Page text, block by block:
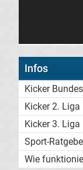
Infos
Kicker
Kicker 2. Liga
Kicker 3. Liga
Sport-
Wie